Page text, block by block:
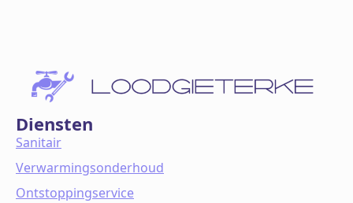
Diensten
Sanitair
Verwarmingsonderhoud
Ontstoppingservice